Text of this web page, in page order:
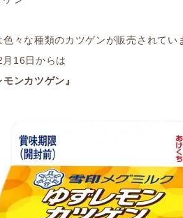
色々な種類のカツゲンが販売されてい
16日からは
モンカツゲン』